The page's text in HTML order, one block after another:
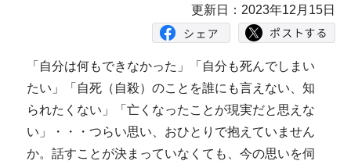
更新日：2023年12月15日
「自分は何もできなかった」「自分も死んでしまい
たい」「自死（自殺）のことを誰にも言えない、知
られたくない」「亡くなったことが現実だと思えな
い」・・・つらい思い、おひとりで抱えていません
か。話すことが決まっていなくても、今の思いを伺